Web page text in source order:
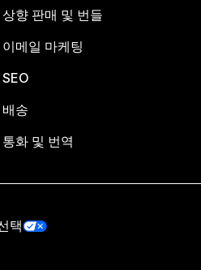
상향 판매 및 번들
이메일 마케팅
SEO
배송
통화 및 번역
택